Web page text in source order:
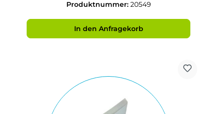
Produktnummer: 20549
In den Anfragekorb